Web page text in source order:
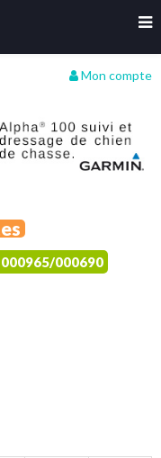
Mon compte
000965/000690